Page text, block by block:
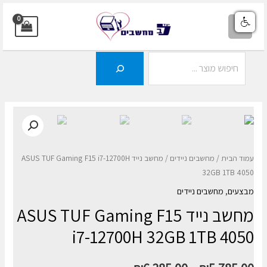
דילוג
לתוכן
MAIN
עמוד הבית/ מחשבים ניידים
/ מחשב נייד ASUS TUF Gaming F15 i7-12700H
32GB 1TB 4050
מבצעים, מחשבים ניידים
מחשב נייד ASUS TUF Gaming F15
i7-12700H 32GB 1TB 4050